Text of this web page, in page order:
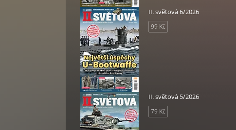
II. světová 6/2026
99 Kč
II. světová 5/2026
79 Kč